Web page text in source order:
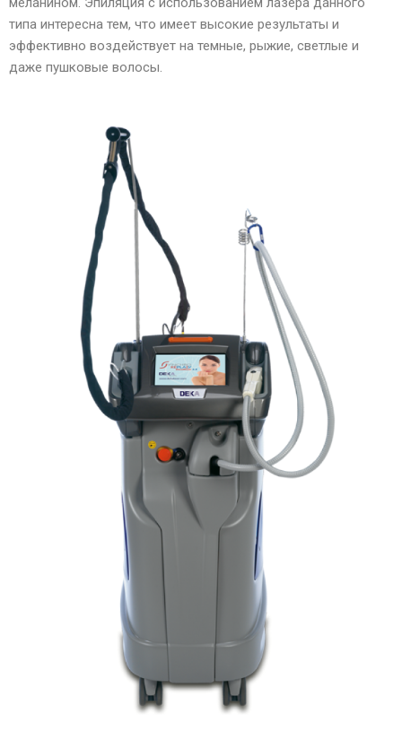
типа интересна тем, что имеет высокие результаты и
эффективно воздействует на темные, рыжие, светлые и
даже пушковые волосы.